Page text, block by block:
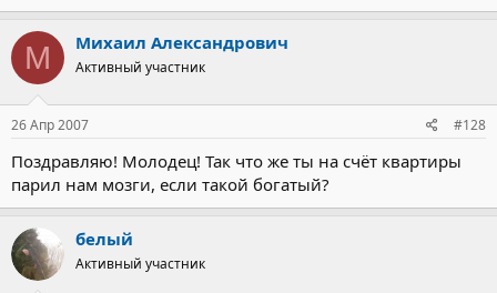
М Михаил Александрович
Активный участник
26 Апр 2007 #128
Поздравляю! Молодец! Так что же ты на счёт квартиры
парил нам мозги, если такой богатый?
белый
Активный участник